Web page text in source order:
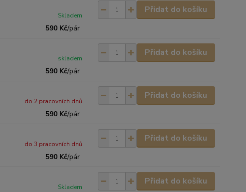
590 Kč/pár
Skladem
Přidat do košíku
590 Kč/pár
skladem
Přidat do košíku
590 Kč/pár
do 2 pracovních dnů
Přidat do košíku
590 Kč/pár
do 3 pracovních dnů
Přidat do košíku
Skladem
Přidat do košíku